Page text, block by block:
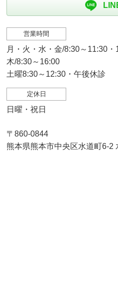
営業時間
月・火・水・金/8:30～11:30
木/8:30～16:00
土曜8:30～12:30・午後休診
定休日
日曜・祝日
〒860-0844
熊本県熊本市中央区水道町6-2